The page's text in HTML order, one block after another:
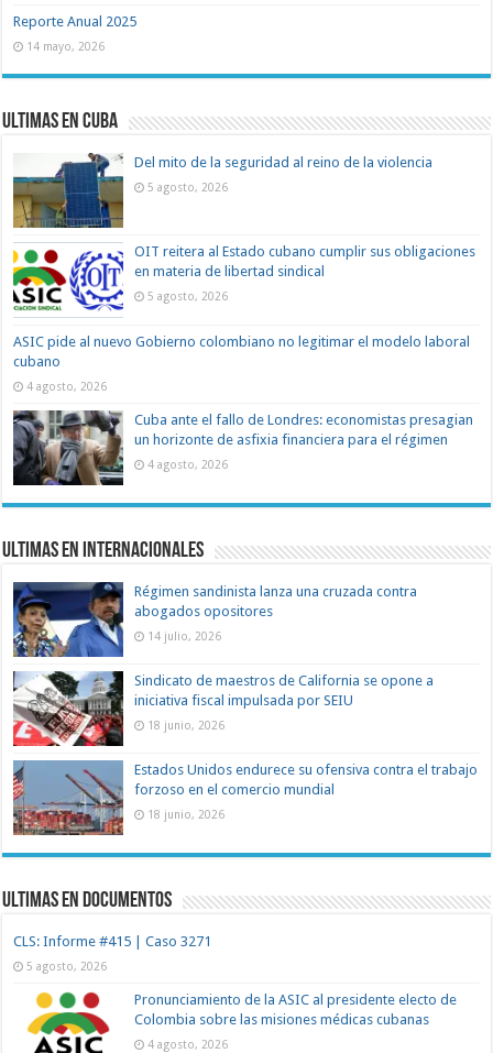
Reporte Anual 2025
14 mayo, 2026
Ultimas en Cuba
Del mito de la seguridad al reino de la violencia
5 agosto, 2026
OIT reitera al Estado cubano cumplir sus obligaciones
en materia de libertad sindical
5 agosto, 2026
ASIC pide al nuevo Gobierno colombiano no legitimar el modelo laboral
cubano
4 agosto, 2026
Cuba ante el fallo de Londres: economistas presagian
un horizonte de asfixia financiera para el régimen
4 agosto, 2026
Ultimas en Internacionales
Régimen sandinista lanza una cruzada contra
abogados opositores
14 julio, 2026
Sindicato de maestros de California se opone a
iniciativa fiscal impulsada por SEIU
18 junio, 2026
Estados Unidos endurece su ofensiva contra el trabajo
forzoso en el comercio mundial
18 junio, 2026
Ultimas en documentos
CLS: Informe #415 | Caso 3271
5 agosto, 2026
Pronunciamiento de la ASIC al presidente electo de
Colombia sobre las misiones médicas cubanas
4 agosto, 2026